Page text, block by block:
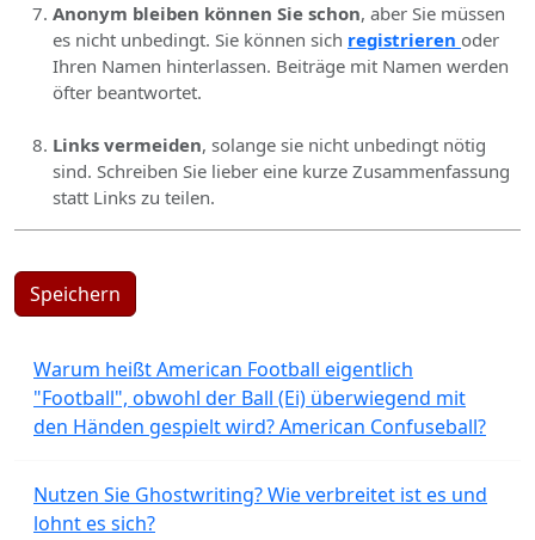
Anonym bleiben können Sie schon, aber Sie müssen
es nicht unbedingt. Sie können sich registrieren oder
Ihren Namen hinterlassen. Beiträge mit Namen werden
öfter beantwortet.
Links vermeiden, solange sie nicht unbedingt nötig
sind. Schreiben Sie lieber eine kurze Zusammenfassung
statt Links zu teilen.
Speichern
Warum heißt American Football eigentlich
"Football", obwohl der Ball (Ei) überwiegend mit
den Händen gespielt wird? American Confuseball?
Nutzen Sie Ghostwriting? Wie verbreitet ist es und
lohnt es sich?